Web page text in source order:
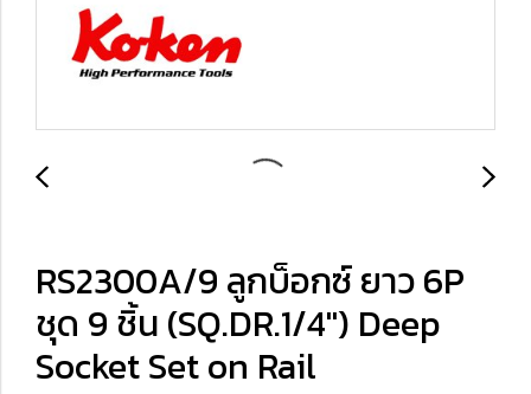
RS2300A/9 ลูกบ็อกซ์ ยาว 6P
ชุด 9 ชิ้น (SQ.DR.1/4") Deep
Socket Set on Rail